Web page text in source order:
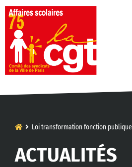
Loi transformation fonction publique
ACTUALITÉS